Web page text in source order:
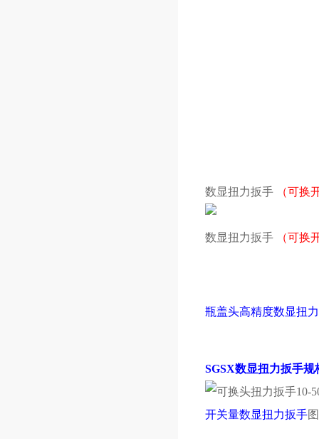
数显扭力扳手 （可换
数显扭力扳手 （可换
瓶盖头高精度数显扭
SGSX数显扭力扳手规
开关量数显扭力扳手